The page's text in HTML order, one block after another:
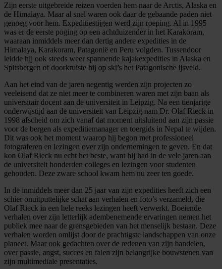
Zijn eerste uitgebreide reizen voerden hem naar de Arctis, Alaska en
de Himalaya. Maar al snel waren ook daar de gebaande paden niet
genoeg voor hem. Expeditiestijgen werd zijn roeping. Al in 1995
was er de eerste poging op een achtduizender in het Karakoram,
waaraan inmiddels meer dan dertig andere expedities in de
Himalaya, Karakoram, Patagonië en Peru volgden. Tussendoor
leidde hij ook steeds weer spannende kajakexpedities in Alaska en
Spitsbergen of doorkruiste hij op ski’s het Patagonische ijsveld.
Aan het eind van de jaren negentig werden zijn projecten zo
veeleisend dat ze niet meer te combineren waren met zijn baan als
universitair docent aan de universiteit in Leipzig. Na een tienjarige
onderwijstijd aan de universiteit van Leipzig nam Dr. Olaf Rieck in
1998 afscheid om zich vanaf dat moment uitsluitend aan zijn passie
voor de bergen als expeditiemanager en toergids in Nepal te wijden.
Dit was ook het moment waarop hij begon met professioneel
fotograferen en lezingen over zijn ondernemingen te geven. En dat
kon Olaf Rieck nu echt het beste, want hij had in de vele jaren aan
de universiteit honderden colleges en lezingen voor studenten
gehouden. Deze zware school kwam hem nu zeer ten goede.
In de inmiddels meer dan 25 jaar van zijn expedities heeft zich een
schier onuitputtelijke schat aan verhalen en foto’s verzameld, die
Olaf Rieck in een hele reeks lezingen heeft verwerkt. Boeiende
verhalen over zijn letterlijk adembenemende ervaringen nemen het
publiek mee naar de grensgebieden van het menselijk bestaan. Deze
verhalen worden omlijst door de prachtigste landschappen van onze
planeet. Maar ook gedachten over de redenen van zijn handelen,
over passie, angst, succes en falen zijn belangrijke bouwstenen van
zijn multimediale presentaties.